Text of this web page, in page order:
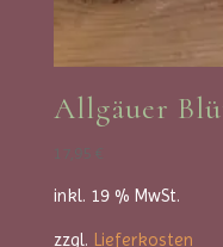
Allgäuer
17,95 €
inkl. 19 % MwSt.
zzgl. Lieferkosten